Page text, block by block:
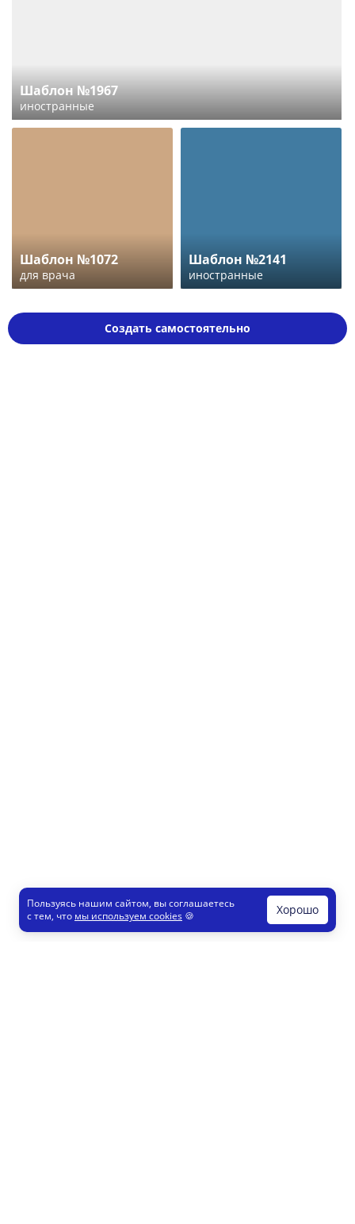
Шаблон №1967
иностранные
Шаблон №1072
для врача
Шаблон №2141
иностранные
Создать самостоятельно
Пользуясь нашим сайтом, вы соглашаетесь
с тем, что мы используем cookies 🍪 Хорошо